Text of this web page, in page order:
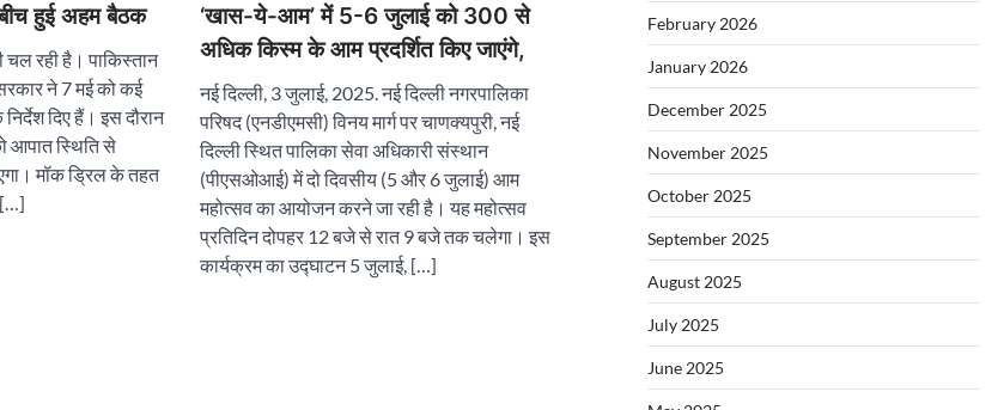
हुई अहम बैठक
चल रही है। पाकिस्तान
ने 7 मई को कई
दिए हैं। इस दौरान
आपात स्थिति से
मॉक ड्रिल के तहत
[…]
‘खास-ये-आम’ में 5-6 जुलाई को 300 से
अधिक किस्म के आम प्रदर्शित किए जाएंगे,
नई दिल्ली, 3 जुलाई, 2025. नई दिल्ली नगरपालिका
परिषद (एनडीएमसी) विनय मार्ग पर चाणक्यपुरी, नई
दिल्ली स्थित पालिका सेवा अधिकारी संस्थान
(पीएसओआई) में दो दिवसीय (5 और 6 जुलाई) आम
महोत्सव का आयोजन करने जा रही है। यह महोत्सव
प्रतिदिन दोपहर 12 बजे से रात 9 बजे तक चलेगा। इस
कार्यक्रम का उद्घाटन 5 जुलाई, […]
February 2026
January 2026
December 2025
November 2025
October 2025
September 2025
August 2025
July 2025
June 2025